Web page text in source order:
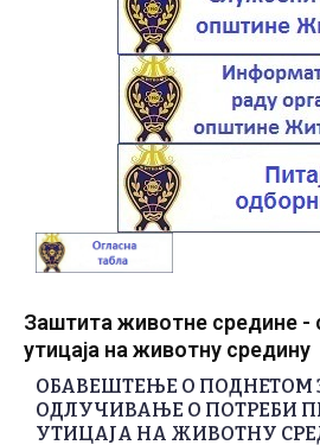
Заштита животне средине -
утицаја на животну средину
ОБАВЕШТЕЊЕ О ПОДНЕТОМ
ОДЛУЧИВАЊЕ О ПОТРЕБИ
УТИЦАЈА НА ЖИВОТНУ